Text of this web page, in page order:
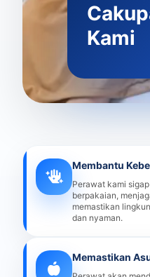
Kami
Membantu
Perawat kami
berpakaian,
memastikan
dan nyaman.
Memastikan